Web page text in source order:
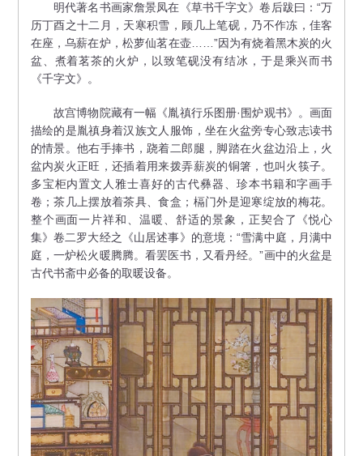
明代著名书画家詹景凤在《草书千字文》卷后跋曰：“万
历丁酉之十二月，天寒积雪，顾几上笔砚，乃不作冻，佳客
在座，乌薪在炉，松萝仙茗在壶……”因为有烧着黑木炭的火
盆、煮着茗茶的火炉，以致笔砚没有结冰，于是乘兴而书
《千字文》。
故宫博物院藏有一幅《胤禛行乐图册·围炉观书》。画面
描绘的是胤禛身着汉族文人服饰，坐在火盆旁专心致志读书
的情景。他右手捧书，跷着二郎腿，脚踏在火盆边沿上，火
盆内炭火正旺，还插着用来拨弄薪炭的铜箸，也叫火筷子。
多宝柜内置文人雅士喜好的古代彝器、珍本书籍和字画手
卷；茶几上摆放着茶具、食盒；槅门外是迎寒绽放的梅花。
整个画面一片祥和、温暖、舒适的景象，正契合了《悦心
集》卷二罗大经之《山居述事》的意境：“雪满中庭，月满中
庭，一炉松火暖腾腾。看罢医书，又看丹经。”画中的火盆是
古代书斋中必备的取暖设备。